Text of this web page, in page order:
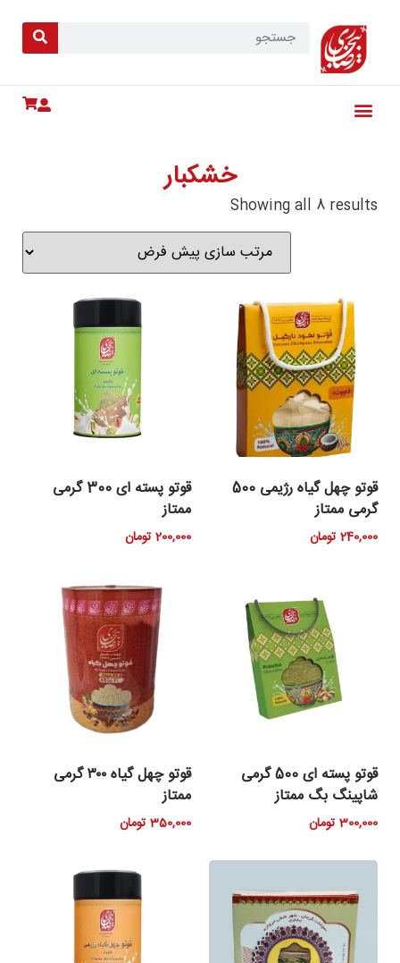
خشکبار
Showing all 8 results
قوتو چهل گیاه رژیمی 500
گرمی ممتاز
240,000 تومان
قوتو پسته ای 300 گرمی
ممتاز
200,000 تومان
قوتو پسته ای 500 گرمی
شاپینگ بگ ممتاز
300,000 تومان
قوتو چهل گیاه ۳۰۰ گرمی
ممتاز
350,000 تومان